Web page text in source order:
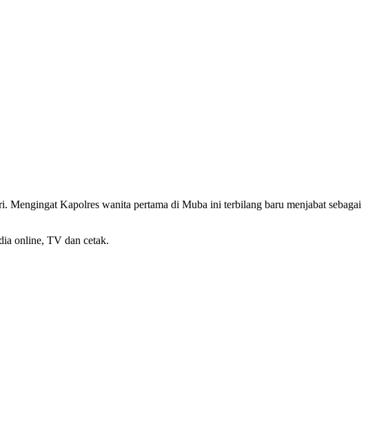
Mengingat Kapolres wanita pertama di Muba ini terbilang baru menjabat sebagai
online, TV dan cetak.